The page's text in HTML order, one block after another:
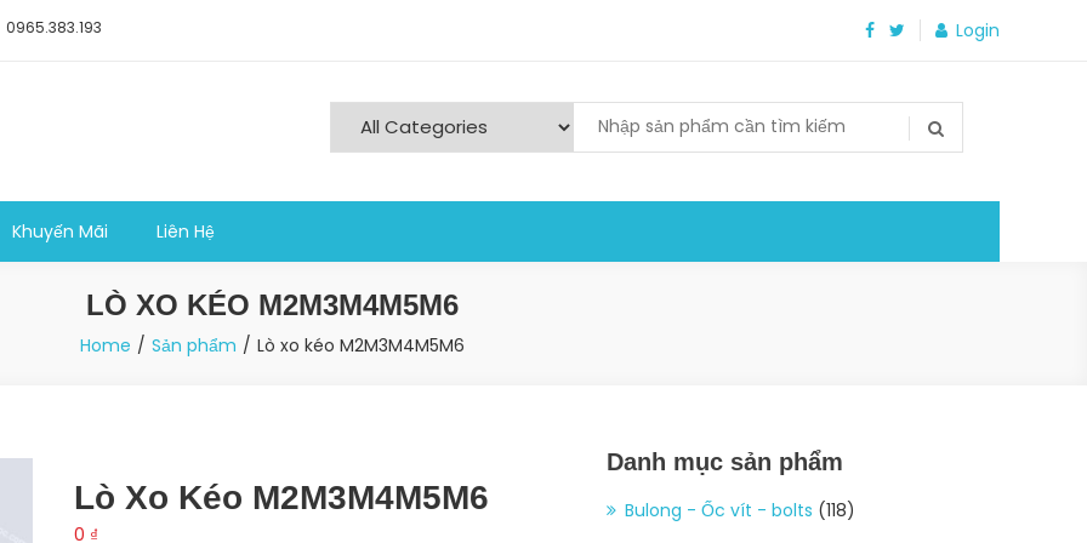
0965.383.193 Login
Khuyến Mãi Liên Hệ
LÒ XO KÉO M2M3M4M5M6
Home Sản phẩm Lò xo kéo M2M3M4M5M6
Lò Xo Kéo M2M3M4M5M6
0 ₫
Danh mục sản phẩm
Bulong - Ốc vít - bolts (118)